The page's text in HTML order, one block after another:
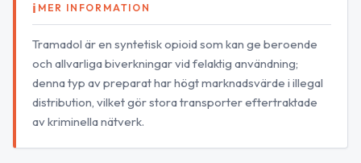
MER INFORMATION
Tramadol är en syntetisk opioid som kan ge beroende
och allvarliga biverkningar vid felaktig användning;
denna typ av preparat har högt marknadsvärde i illegal
distribution, vilket gör stora transporter eftertraktade
av kriminella nätverk.